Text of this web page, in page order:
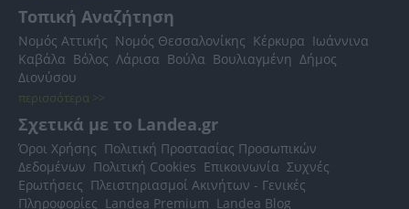
Τοπική Αναζήτηση
Νομός Αττικής Νομός Θεσσαλονίκης Κέρκυρα Ιωάννινα
Καβάλα Βόλος Λάρισα Βούλα Βουλιαγμένη Δήμος
Διονύσου
περισσότερα >>
Σχετικά με το Landea.gr
Όροι Χρήσης Πολιτική Προστασίας Προσωπικών
Δεδομένων Πολιτική Cookies Επικοινωνία Συχνές
Ερωτήσεις Πλειστηριασμοί Ακινήτων - Γενικές
Πληροφορίες Landea Premium Landea Blog